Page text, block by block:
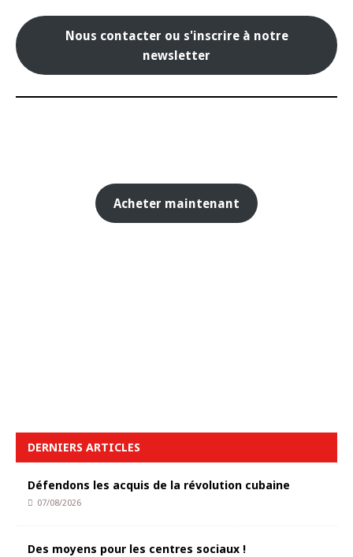
Nous contacter ou s'inscrire à notre
newsletter
Acheter maintenant
DERNIERS ARTICLES
Défendons les acquis de la révolution cubaine
07/08/2026
Des moyens pour les centres sociaux !